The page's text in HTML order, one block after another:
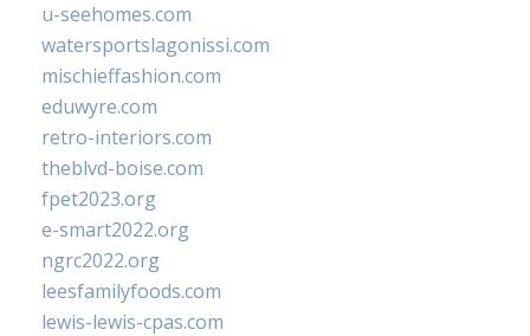
u-seehomes.com
watersportslagonissi.com
mischieffashion.com
eduwyre.com
retro-interiors.com
theblvd-boise.com
fpet2023.org
e-smart2022.org
ngrc2022.org
leesfamilyfoods.com
lewis-lewis-cpas.com